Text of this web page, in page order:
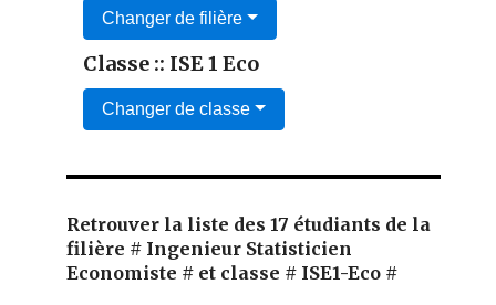
Changer de filière
Classe :: ISE 1 Eco
Changer de classe
Retrouver la liste des 17 étudiants de la
filière # Ingenieur Statisticien
Economiste # et classe # ISE1-Eco #